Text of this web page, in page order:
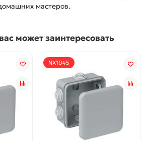
мастеров.
может заинтересовать
NX1045